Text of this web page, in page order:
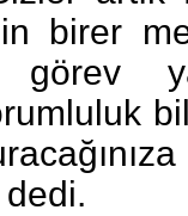
birer
görev
dedi.